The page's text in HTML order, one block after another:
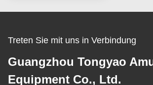
Treten Sie mit uns in Verbindung
Guangzhou Tongyao
Equipment Co., Ltd.